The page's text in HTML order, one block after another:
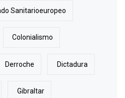
Sanitarioeuropeo
Colonialismo
Derroche Dictadura
Gibraltar